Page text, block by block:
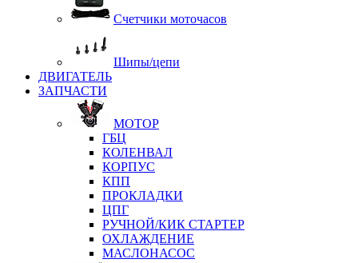
Счетчики моточасов
Шипы/цепи
ДВИГАТЕЛЬ
ЗАПЧАСТИ
МОТОР
ГБЦ
КОЛЕНВАЛ
КОРПУС
КПП
ПРОКЛАДКИ
ЦПГ
РУЧНОЙ/КИК СТАРТЕР
ОХЛАЖДЕНИЕ
МАСЛОНАСОС